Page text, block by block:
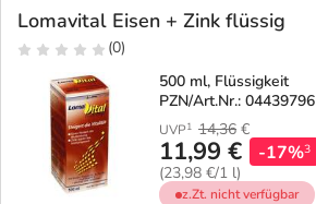
Lomavital Eisen + Zink flüssig
(0)
500 ml, Flüssigkeit
PZN/Art.Nr.: 04439796
UVP1 14,36 €
11,99 €
(23,98 €/1 l)
-17%3
z.Zt. nicht verfügbar